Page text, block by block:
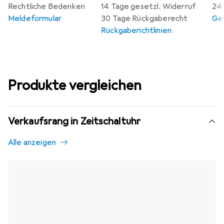
14 Tage gesetzl. Widerruf
30 Tage Rückgaberecht
Rückgaberichtlinien
24
Rechtliche Bedenken
Meldeformular
Produkte vergleichen
Verkaufsrang in Zeitschaltuhr
Alle anzeigen